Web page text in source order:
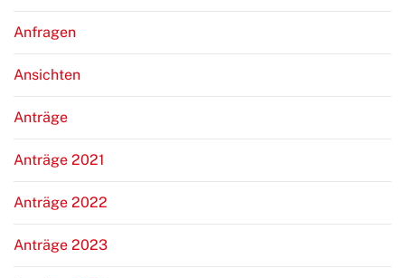
Anfragen
Ansichten
Anträge
Anträge 2021
Anträge 2022
Anträge 2023